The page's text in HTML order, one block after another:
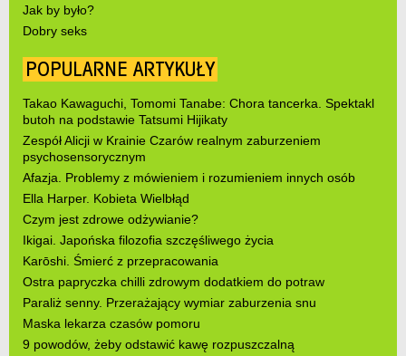
Jak by było?
Dobry seks
POPULARNE ARTYKUŁY
Takao Kawaguchi, Tomomi Tanabe: Chora tancerka. Spektakl
butoh na podstawie Tatsumi Hijikaty
Zespół Alicji w Krainie Czarów realnym zaburzeniem
psychosensorycznym
Afazja. Problemy z mówieniem i rozumieniem innych osób
Ella Harper. Kobieta Wielbłąd
Czym jest zdrowe odżywianie?
Ikigai. Japońska filozofia szczęśliwego życia
Karōshi. Śmierć z przepracowania
Ostra papryczka chilli zdrowym dodatkiem do potraw
Paraliż senny. Przerażający wymiar zaburzenia snu
Maska lekarza czasów pomoru
9 powodów, żeby odstawić kawę rozpuszczalną